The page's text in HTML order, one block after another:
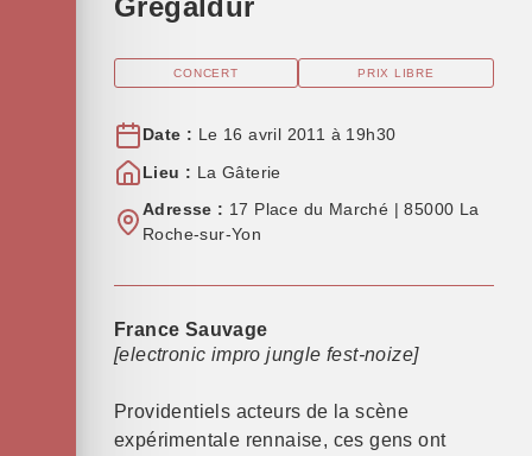
CONCERT PRIX LIBRE
Date : Le 16 avril 2011 à 19h30
Lieu : La Gâterie
Adresse : 17 Place du Marché | 85000 La
Roche-sur-Yon
France Sauvage
[electronic impro jungle fest-noize]
Providentiels acteurs de la scène
expérimentale rennaise, ces gens ont